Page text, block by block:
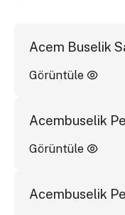
Acem Buselik
Görüntüle
Acembuselik
Görüntüle
Acembuselik